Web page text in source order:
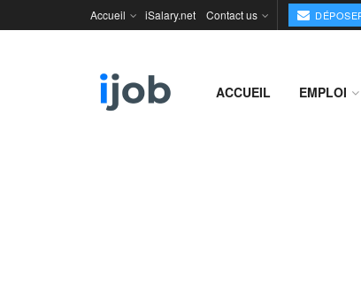
Accueil iSalary.net Contact us
ACCUEIL EMPLOI